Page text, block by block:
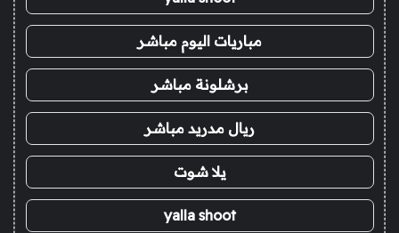
مباريات اليوم مباشر
برشلونة مباشر
ريال مدريد مباشر
يلا شوت
yalla shoot